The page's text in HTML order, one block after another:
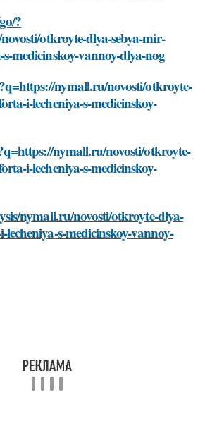
?
otkroyte-dlya-sebya-mir-
medicinskoy-vannoy-dlya-nog
nymall.ru/novosti/otkroyte-
i-lecheniya-s-medicinskoy-
nymall.ru/novosti/otkroyte-
i-lecheniya-s-medicinskoy-
nymall.ru/novosti/otkroyte-dlya-
s-medicinskoy-vannoy-